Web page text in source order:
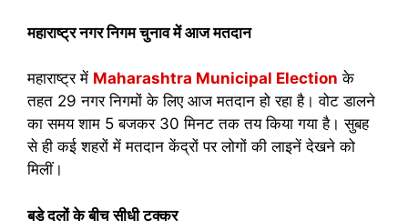
महाराष्ट्र नगर निगम चुनाव में आज मतदान
महाराष्ट्र में Maharashtra Municipal Election के
तहत 29 नगर निगमों के लिए आज मतदान हो रहा है। वोट डालने
का समय शाम 5 बजकर 30 मिनट तक तय किया गया है। सुबह
से ही कई शहरों में मतदान केंद्रों पर लोगों की लाइनें देखने को
मिलीं।
बड़े दलों के बीच सीधी टक्कर